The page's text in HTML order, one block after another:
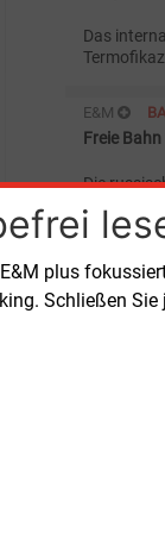
plus
Schließen
Das
E&M
Freie
Die
Mazeikiu
E&M
Jukos